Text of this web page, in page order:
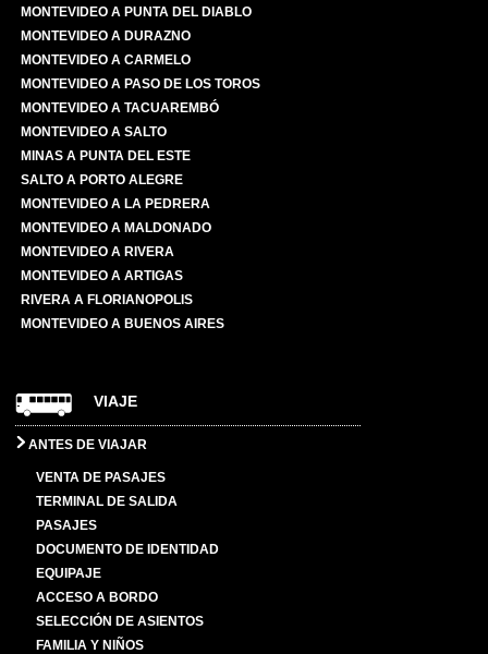
MONTEVIDEO A PUNTA DEL DIABLO
MONTEVIDEO A DURAZNO
MONTEVIDEO A CARMELO
MONTEVIDEO A PASO DE LOS TOROS
MONTEVIDEO A TACUAREMBÓ
MONTEVIDEO A SALTO
MINAS A PUNTA DEL ESTE
SALTO A PORTO ALEGRE
MONTEVIDEO A LA PEDRERA
MONTEVIDEO A MALDONADO
MONTEVIDEO A RIVERA
MONTEVIDEO A ARTIGAS
RIVERA A FLORIANOPOLIS
MONTEVIDEO A BUENOS AIRES
VIAJE
ANTES DE VIAJAR
VENTA DE PASAJES
TERMINAL DE SALIDA
PASAJES
DOCUMENTO DE IDENTIDAD
EQUIPAJE
ACCESO A BORDO
SELECCIÓN DE ASIENTOS
FAMILIA Y NIÑOS